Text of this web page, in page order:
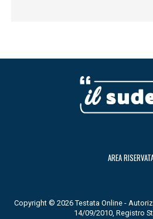
AREA
Copyright © 2026 Testata Online -
14/09/2010, Registro